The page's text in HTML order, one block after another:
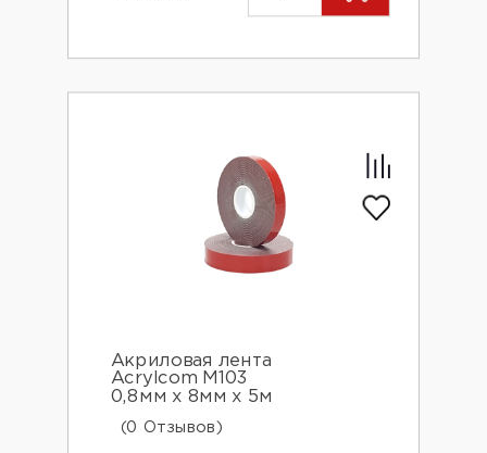
Акриловая лента
Acrylcom М103
0,8мм х 8мм х 5м
(0 Отзывов)